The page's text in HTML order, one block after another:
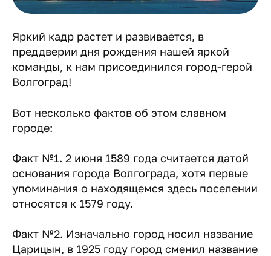
Яркий кадр растет и развивается, в
преддверии дня рождения нашей яркой
команды, к нам присоединился город-герой
Волгоград!
Вот несколько фактов об этом славном
городе:
Факт №1. 2 июня 1589 года считается датой
основания города Волгограда, хотя первые
упоминания о находящемся здесь поселении
относятся к 1579 году.
Факт №2. Изначально город носил название
Царицын, в 1925 году город сменил название